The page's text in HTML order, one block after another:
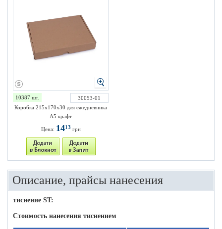
10387 шт.
30053-01
Коробка 215х170х30 для ежедневника
А5 крафт
Цена: 1413 грн
Описание, прайсы нанесения
тиснение ST:
Стоимость нанесения тиснением